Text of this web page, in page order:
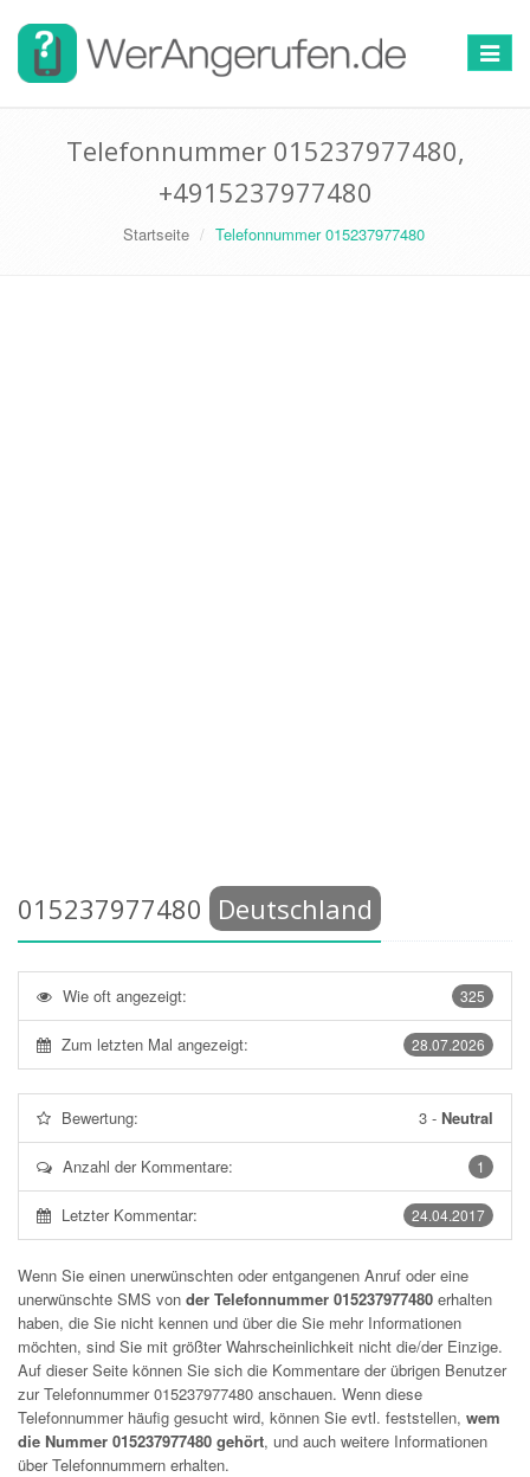
Toggle
Telefonnummer 015237977480,
+4915237977480
Startseite Telefonnummer 015237977480
015237977480 Deutschland
325
Wie oft angezeigt:
28.07.2026
Zum letzten Mal angezeigt:
Bewertung: 3 - Neutral
1
Anzahl der Kommentare:
24.04.2017
Letzter Kommentar:
Wenn Sie einen unerwünschten oder entgangenen Anruf oder eine
unerwünschte SMS von der Telefonnummer 015237977480 erhalten
haben, die Sie nicht kennen und über die Sie mehr Informationen
möchten, sind Sie mit größter Wahrscheinlichkeit nicht die/der Einzige.
Auf dieser Seite können Sie sich die Kommentare der übrigen Benutzer
zur Telefonnummer015237977480 anschauen. Wenn diese
Telefonnummer häufig gesucht wird, können Sie evtl. feststellen, wem
die Nummer 015237977480 gehört, und auch weitere Informationen
über Telefonnummern erhalten.